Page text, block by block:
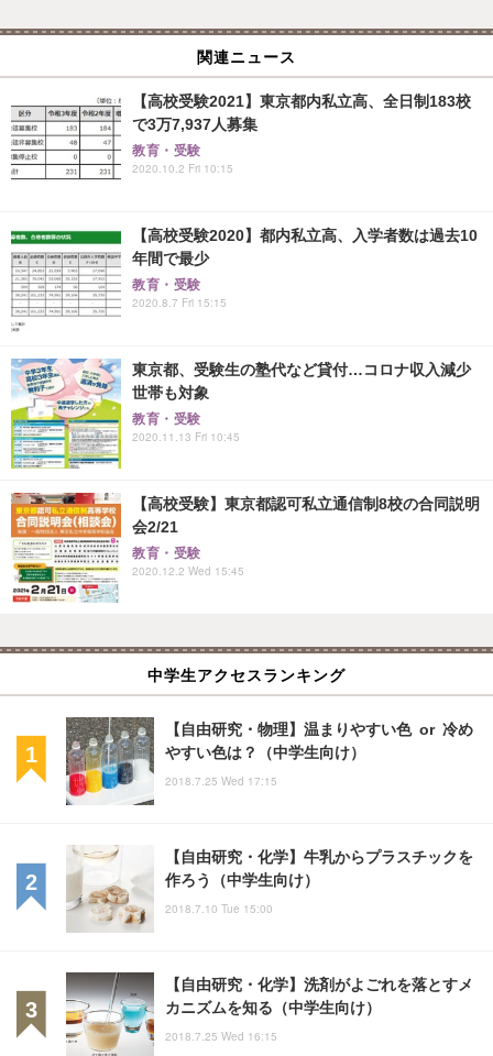
関連ニュース
【高校受験2021】東京都内私立高、全日制183校
で3万7,937人募集
教育・受験
2020.10.2 Fri 10:15
【高校受験2020】都内私立高、入学者数は過去10
年間で最少
教育・受験
2020.8.7 Fri 15:15
東京都、受験生の塾代など貸付…コロナ収入減少
世帯も対象
教育・受験
2020.11.13 Fri 10:45
【高校受験】東京都認可私立通信制8校の合同説明
会2/21
教育・受験
2020.12.2 Wed 15:45
中学生アクセスランキング
【自由研究・物理】温まりやすい色 or 冷め
やすい色は？（中学生向け）
2018.7.25 Wed 17:15
【自由研究・化学】牛乳からプラスチックを
作ろう（中学生向け）
2018.7.10 Tue 15:00
【自由研究・化学】洗剤がよごれを落とすメ
カニズムを知る（中学生向け）
2018.7.25 Wed 16:15